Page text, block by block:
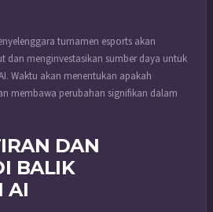
turnamen esports akan
dan menginvestasikan sumber daya untuk
Waktu akan menentukan apakah
membawa perubahan signifikan dalam
DAN
BALIK
AI